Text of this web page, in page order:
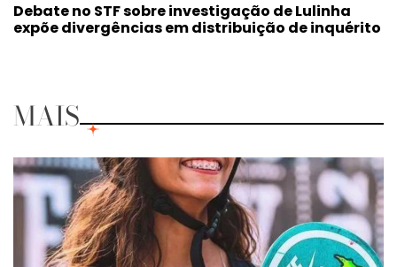
Debate no STF sobre investigação de Lulinha
expõe divergências em distribuição de inquérito
MAIS